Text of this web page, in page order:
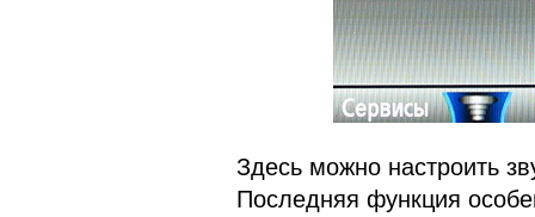
Здесь можно настроить
Последняя функция